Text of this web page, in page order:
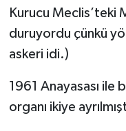
Kurucu Meclis’teki
duruyordu çünkü
askeri idi.)
1961 Anayasası ile
organı ikiye